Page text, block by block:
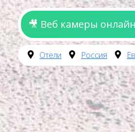
🎥 Веб камеры онлайн
Отели Россия